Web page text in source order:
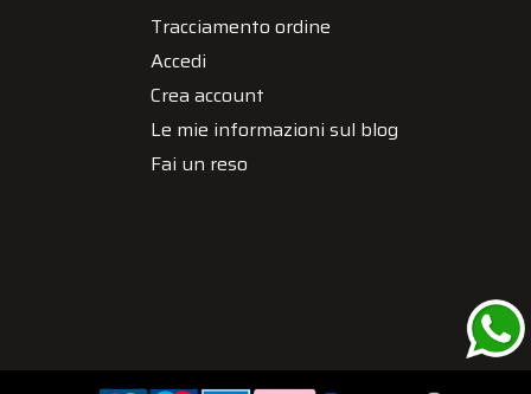
Tracciamento ordine
Accedi
Crea account
Le mie informazioni sul blog
Fai un reso